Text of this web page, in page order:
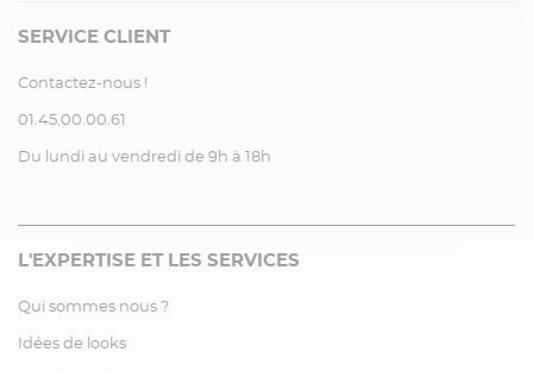
SERVICE CLIENT
Contactez-nous !
01.45.00.00.61
Du lundi au vendredi de 9h à 18h
L'EXPERTISE ET LES SERVICES
Qui sommes nous ?
Idées de looks